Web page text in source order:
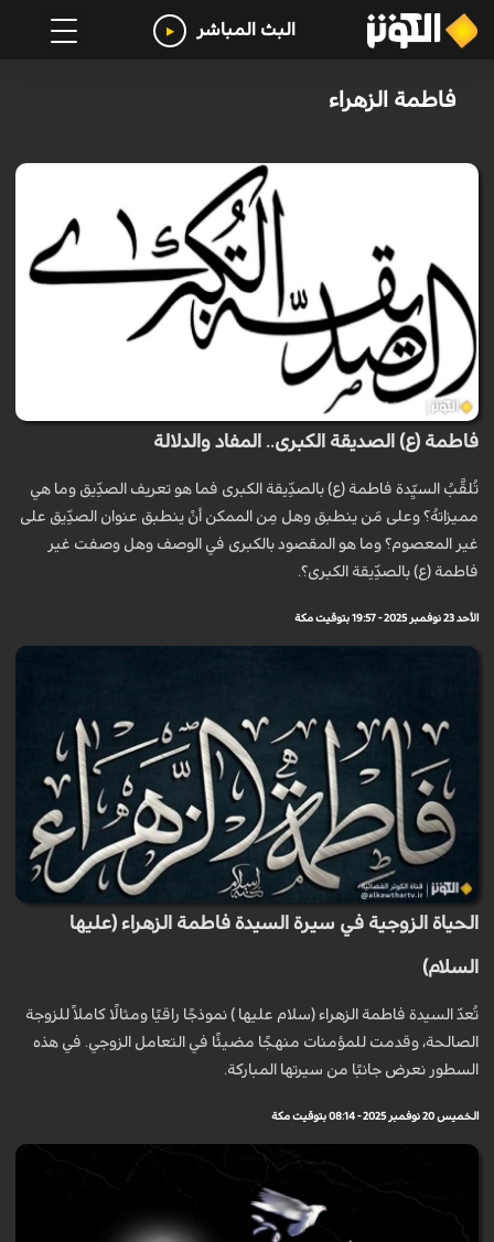
البث المباشر
فاطمة الزهراء
فاطمة (ع) الصديقة الكبرى.. المفاد والدلالة
تُلقَّبُ السيِّدة فاطمة (ع) بالصدِّيقة الكبرى فما هو تعريف الصدِّيق وما هي
مميزاتهُ؟ وعلى مَن ينطبق وهل مِن الممكن أنْ ينطبق عنوان الصدِّيق على
غير المعصوم؟ وما هو المقصود بالكبرى في الوصف وهل وصفت غير
فاطمة (ع) بالصدِّيقة الكبرى؟.
الأحد 23 نوفمبر 2025 - 19:57 بتوقيت مكة
الحياة الزوجية في سيرة السيدة فاطمة الزهراء (عليها
السلام)
تُعدّ السيدة فاطمة الزهراء (سلام عليها ) نموذجًا راقيًا ومثالًا كاملاً للزوجة
الصالحة، وقدمت للمؤمنات منهجًا مضيئًا في التعامل الزوجي. في هذه
السطور نعرض جانبًا من سيرتها المباركة.
الخميس 20 نوفمبر 2025 - 08:14 بتوقيت مكة